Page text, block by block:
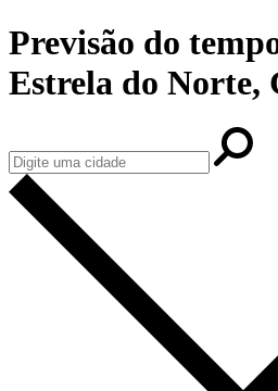
Previsão do
Estrela do Norte,